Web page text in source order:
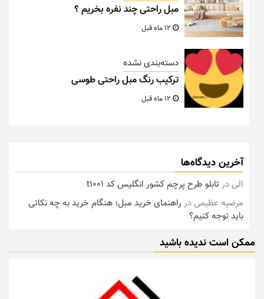
مبل راحتی چند نفره بخریم ؟
دسته‌بندی نشده
ترکیب رنگ مبل راحتی طوسی
آخرین دیدگاه‌ها
الیدرتابلو طرح پرچم کشور انگلیس کد t1001
مرضیه عظیمیدر راهنمای خرید مبل؛ هنگام خرید به چه نکاتی
باید توجه کنیم؟
ممکن است ندیده باشید